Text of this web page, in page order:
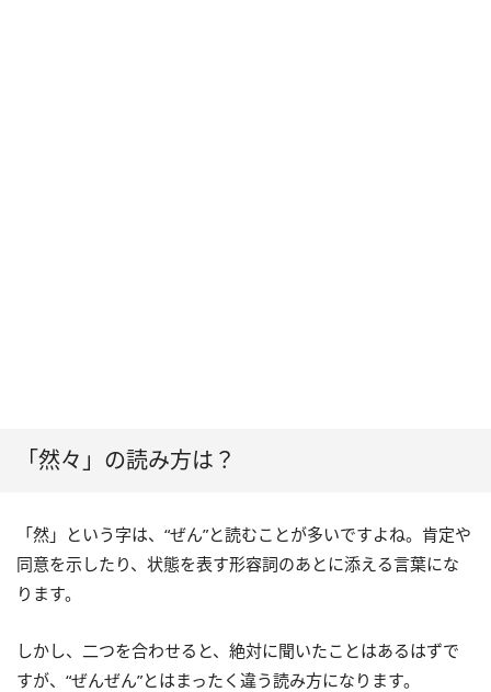
「然々」の読み方は？
「然」という字は、“ぜん”と読むことが多いですよね。肯定や
同意を示したり、状態を表す形容詞のあとに添える言葉にな
ります。
しかし、二つを合わせると、絶対に聞いたことはあるはずで
すが、“ぜんぜん”とはまったく違う読み方になります。